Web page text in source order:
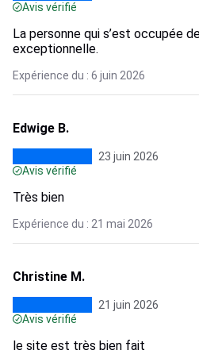
Avis vérifié
La personne qui s’est occupée
exceptionnelle.
Expérience du : 6 juin 2026
Edwige B.
23 juin 2026
Avis vérifié
Très bien
Expérience du : 21 mai 2026
Christine M.
21 juin 2026
Avis vérifié
le site est très bien fait